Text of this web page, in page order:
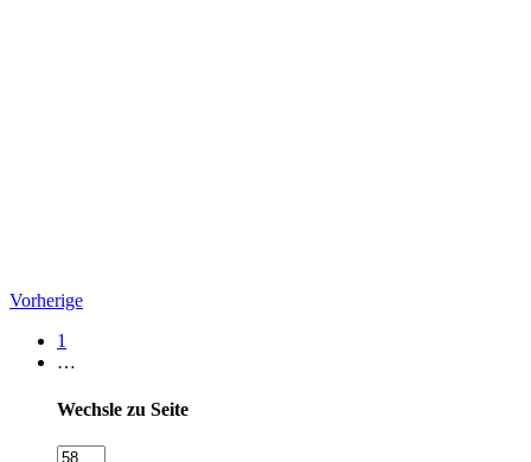
Vorherige
1
…
Wechsle zu Seite